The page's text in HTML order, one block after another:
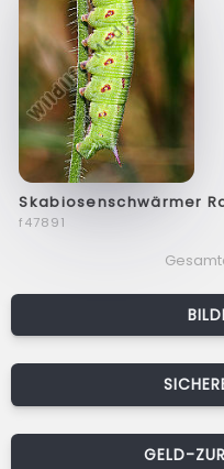
Skabiosenschwärmer
f47891
GELD-